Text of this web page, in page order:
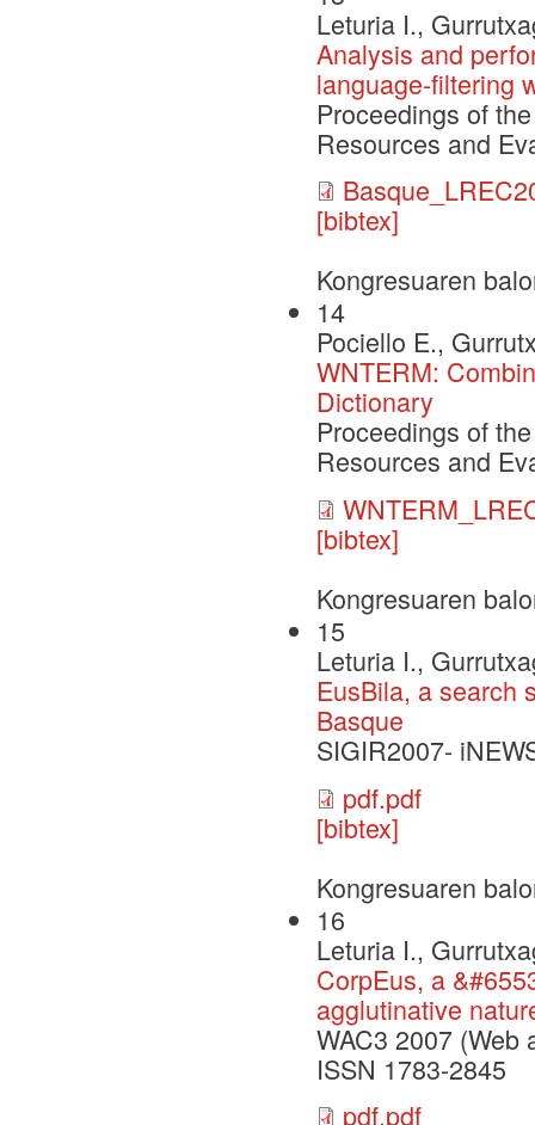
Leturia I.,
Analysis and
language-filtering
Proceedings of
Resources and
[bibtex]
Kongresuaren
14
Pociello E.,
WNTERM:
Dictionary
Proceedings of
Resources and
[bibtex]
Kongresuaren
15
Leturia I.,
EusBila, a search
Basque
SIGIR2007-
pdf.pdf
[bibtex]
Kongresuaren
16
Leturia I.,
CorpEus, a
agglutinative
WAC3 2007 (Web
ISSN 1783-2845
pdf.pdf